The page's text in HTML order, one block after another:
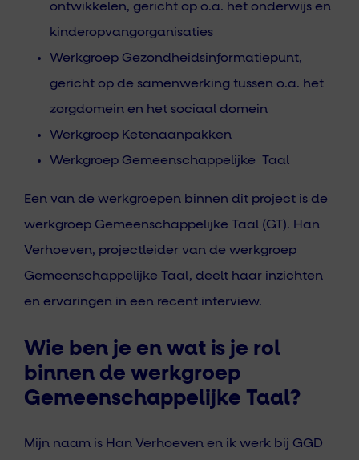
ontwikkelen, gericht op o.a. het onderwijs en
kinderopvangorganisaties
Werkgroep Gezondheidsinformatiepunt,
gericht op de samenwerking tussen o.a. het
zorgdomein en het sociaal domein
Werkgroep Ketenaanpakken
Werkgroep Gemeenschappelijke Taal
Een van de werkgroepen binnen dit project is de
werkgroep Gemeenschappelijke Taal (GT). Han
Verhoeven, projectleider van de werkgroep
Gemeenschappelijke Taal, deelt haar inzichten
en ervaringen in een recent interview.
Wie ben je en wat is je rol
binnen de werkgroep
Gemeenschappelijke Taal?
Mijn naam is Han Verhoeven en ik werk bij GGD